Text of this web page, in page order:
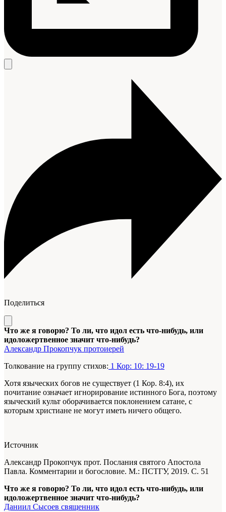
Поделиться
Что же я говорю? То ли, что идол есть что-нибудь, или
идоложертвенное значит что-нибудь?
Александр Прокопчук протоиерей
Толкование на группу стихов: 1 Кор: 10: 19-19
Хотя языческих богов не существует (1 Кор. 8:4), их
почитание означает игнорирование истинного Бога, поэтому
языческий культ оборачивается поклонением сатане, с
которым христиане не могут иметь ничего общего.
Источник
Александр Прокопчук прот. Послания святого Апостола
Павла. Комментарии и богословие. М.: ПСТГУ, 2019. С. 51
Что же я говорю? То ли, что идол есть что-нибудь, или
идоложертвенное значит что-нибудь?
Даниил Сысоев священник